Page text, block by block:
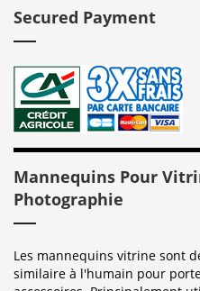
Secured Payment
Mannequins Pour
Photographie
Les mannequins vitrine sont
similaire à l'humain pour